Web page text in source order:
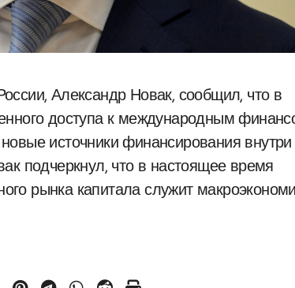
доступа к международным
источники финансирования внутри
подчеркнул, что в настоящее время
рынка капитала служит